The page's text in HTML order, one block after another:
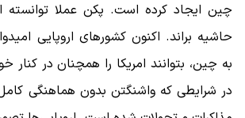
چین ایجاد کرده است. پکن عملا توانسته
حاشیه براند. اکنون کشورهای اروپایی
به چین، بتوانند امریکا را همچنان در کنار
در شرایطی که واشنگتن بدون هماهنگی کامل